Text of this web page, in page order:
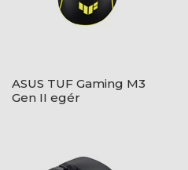
ASUS TUF Gaming M3
Gen II egér